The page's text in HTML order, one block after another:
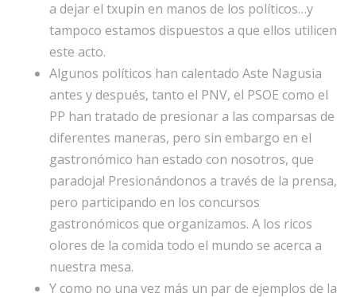
a dejar el txupin en manos de los políticos…y
tampoco estamos dispuestos a que ellos utilicen
este acto.
Algunos políticos han calentado Aste Nagusia
antes y después, tanto el PNV, el PSOE como el
PP han tratado de presionar a las comparsas de
diferentes maneras, pero sin embargo en el
gastronómico han estado con nosotros, que
paradoja! Presionándonos a través de la prensa,
pero participando en los concursos
gastronómicos que organizamos. A los ricos
olores de la comida todo el mundo se acerca a
nuestra mesa.
Y como no una vez más un par de ejemplos de la